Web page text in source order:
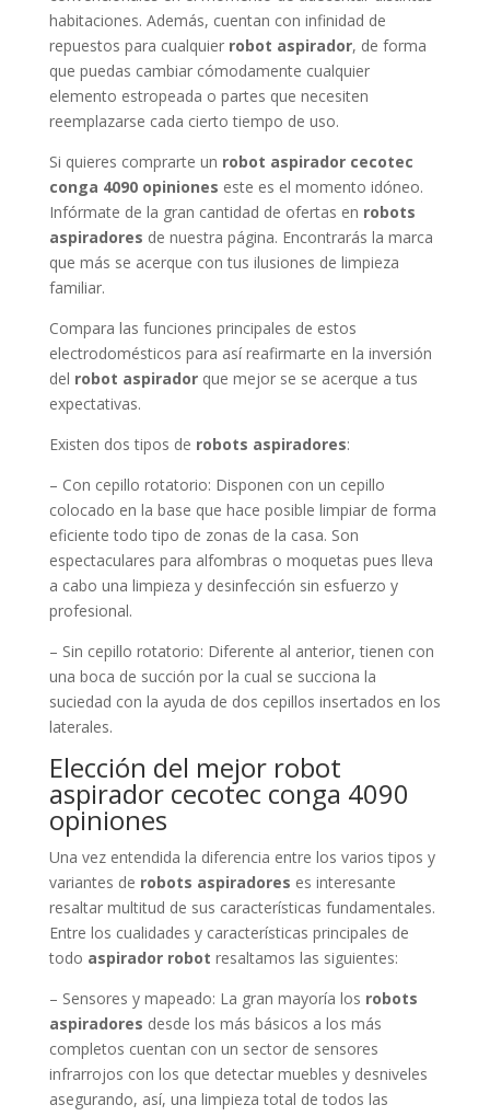
habitaciones. Además, cuentan con infinidad de
repuestos para cualquier robot aspirador, de forma
que puedas cambiar cómodamente cualquier
elemento estropeada o partes que necesiten
reemplazarse cada cierto tiempo de uso.
Si quieres comprarte un robot aspirador cecotec
conga 4090 opiniones este es el momento idóneo.
Infórmate de la gran cantidad de ofertas en robots
aspiradores de nuestra página. Encontrarás la marca
que más se acerque con tus ilusiones de limpieza
familiar.
Compara las funciones principales de estos
electrodomésticos para así reafirmarte en la inversión
del robot aspiradorque mejor se se acerque a tus
expectativas.
Existen dos tipos de robots aspiradores:
– Con cepillo rotatorio: Disponen con un cepillo
colocado en la base que hace posible limpiar de forma
eficiente todo tipo de zonas de la casa. Son
espectaculares para alfombras o moquetas pues lleva
a cabo una limpieza y desinfección sin esfuerzo y
profesional.
– Sin cepillo rotatorio: Diferente al anterior, tienen con
una boca de succión por la cual se succiona la
suciedad con la ayuda de dos cepillos insertados en los
laterales.
Elección del mejor robot
aspirador cecotec conga 4090
opiniones
Una vez entendida la diferencia entre los varios tipos y
variantes de robots aspiradores es interesante
resaltar multitud de sus características fundamentales.
Entre los cualidades y características principales de
todo aspirador robot resaltamos las siguientes:
– Sensores y mapeado: La gran mayoría los robots
aspiradores desde los más básicos a los más
completos cuentan con un sector de sensores
infrarrojos con los que detectar muebles y desniveles
asegurando, así, una limpieza total de todos las